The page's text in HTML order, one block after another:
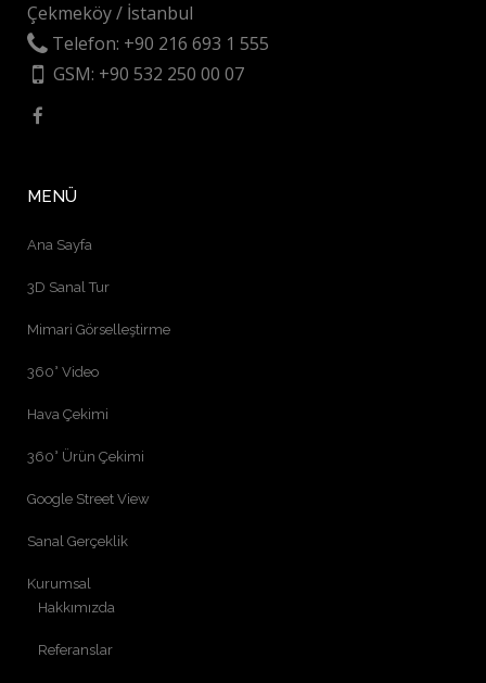
Çekmeköy / İstanbul
Telefon: +90 216 693 1 555
GSM: +90 532 250 00 07
MENÜ
Ana Sayfa
3D Sanal Tur
Mimari Görselleştirme
360° Video
Hava Çekimi
360° Ürün Çekimi
Google Street View
Sanal Gerçeklik
Kurumsal
Hakkımızda
Referanslar